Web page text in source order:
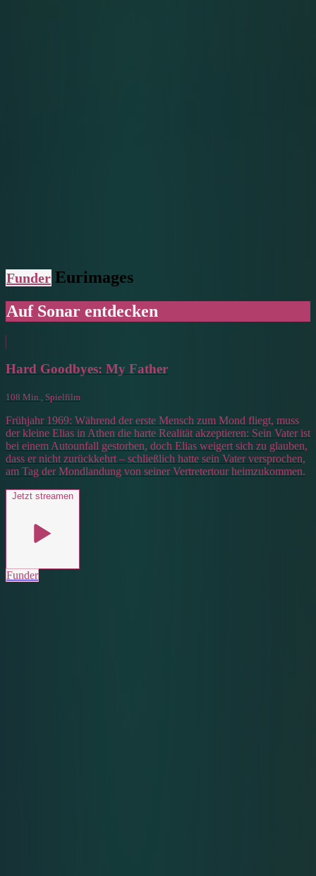
Funder Eurimages
Auf Sonar entdecken
Hard Goodbyes: My Father
108 Min., Spielfilm
Frühjahr 1969: Während der erste Mensch zum Mond fliegt, muss
der kleine Elias in Athen die harte Realität akzeptieren: Sein Vater ist
bei einem Autounfall gestorben, doch Elias weigert sich zu glauben,
dass er nicht zurückkehrt – schließlich hatte sein Vater versprochen,
am Tag der Mondlandung von seiner Vertretertour heimzukommen.
Jetzt streamen
Funder